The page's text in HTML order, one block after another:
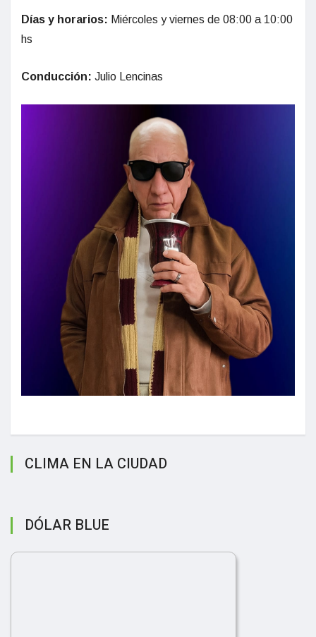
Días y horarios: Miércoles y viernes de 08:00 a 10:00
hs
Conducción: Julio Lencinas
CLIMA EN LA CIUDAD
DÓLAR BLUE